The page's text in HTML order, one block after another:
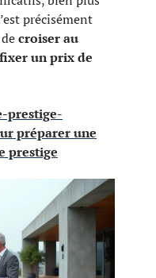
précisément
croiser au
un prix de
prestige-
préparer une
prestige